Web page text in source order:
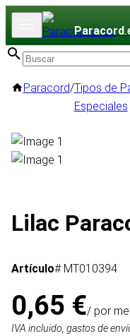
Paracord
Paracord/Tipos de
Especiales
Lilac
Artículo# MT010394
0,65 €/ por
IVA incluido, gastos de